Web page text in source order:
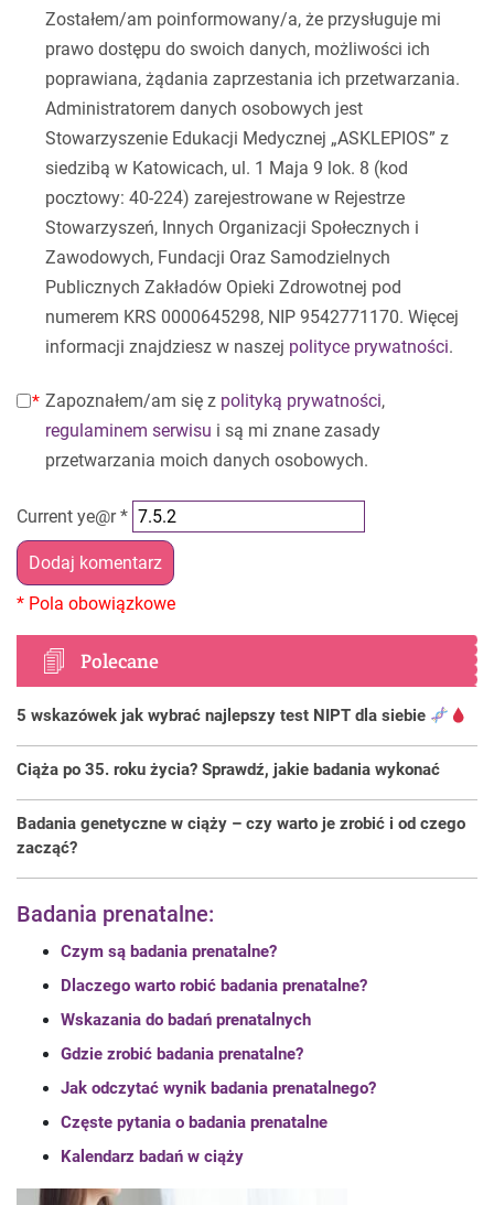
Zostałem/am poinformowany/a, że przysługuje mi
prawo dostępu do swoich danych, możliwości ich
poprawiana, żądania zaprzestania ich przetwarzania.
Administratorem danych osobowych jest
Stowarzyszenie Edukacji Medycznej „ASKLEPIOS” z
siedzibą w Katowicach, ul. 1 Maja 9 lok. 8 (kod
pocztowy: 40-224) zarejestrowane w Rejestrze
Stowarzyszeń, Innych Organizacji Społecznych i
Zawodowych, Fundacji Oraz Samodzielnych
Publicznych Zakładów Opieki Zdrowotnej pod
numerem KRS 0000645298, NIP 9542771170. Więcej
informacji znajdziesz w naszej polityce prywatności.
Zapoznałem/am się z polityką prywatności,
regulaminem serwisu i są mi znane zasady
przetwarzania moich danych osobowych.
Current ye@r*
Polecane
5 wskazówek jak wybrać najlepszy test NIPT dla siebie
Ciąża po 35. roku życia? Sprawdź, jakie badania wykonać
Badania genetyczne w ciąży – czy warto je zrobić i od czego
zacząć?
Badania prenatalne:
Czym są badania prenatalne?
Dlaczego warto robić badania prenatalne?
Wskazania do badań prenatalnych
Gdzie zrobić badania prenatalne?
Jak odczytać wynik badania prenatalnego?
Częste pytania o badania prenatalne
Kalendarz badań w ciąży